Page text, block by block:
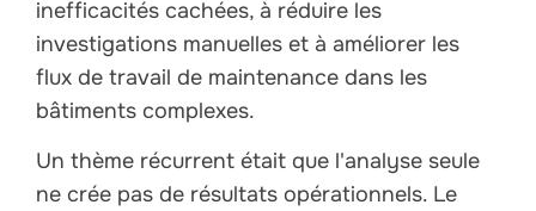
inefficacités cachées, à réduire les
investigations manuelles et à améliorer les
flux de travail de maintenance dans les
bâtiments complexes.
Un thème récurrent était que l'analyse seule
ne crée pas de résultats opérationnels. Le